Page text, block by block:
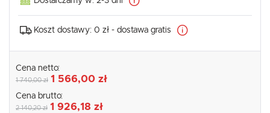
Koszt dostawy: 0 zł - dostawa gratis
Cena netto:
1 740,00 zł 1 566,00 zł
Cena brutto:
2 140,20 zł 1 926,18 zł